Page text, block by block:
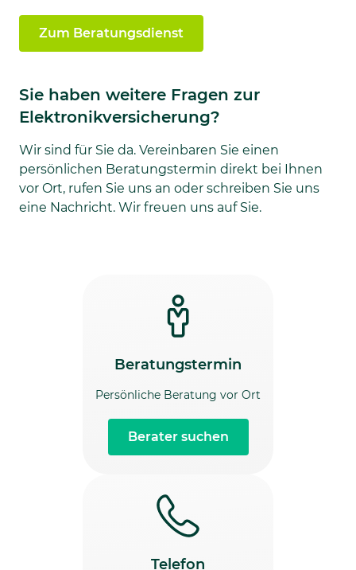
Zum Beratungsdienst
Sie haben weitere Fragen zur
Elektronikversicherung?
Wir sind für Sie da. Vereinbaren Sie einen
persönlichen Beratungstermin direkt bei Ihnen
vor Ort, rufen Sie uns an oder schreiben Sie uns
eine Nachricht. Wir freuen uns auf Sie.
Beratungstermin
Persönliche Beratung vor Ort
Berater suchen
Telefon